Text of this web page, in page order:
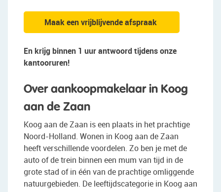
Maak een vrijblijvende afspraak
En krijg binnen 1 uur antwoord tijdens onze
kantooruren!
Over aankoopmakelaar in Koog
aan de Zaan
Koog aan de Zaan is een plaats in het prachtige
Noord-Holland. Wonen in Koog aan de Zaan
heeft verschillende voordelen. Zo ben je met de
auto of de trein binnen een mum van tijd in de
grote stad of in één van de prachtige omliggende
natuurgebieden. De leeftijdscategorie in Koog aan